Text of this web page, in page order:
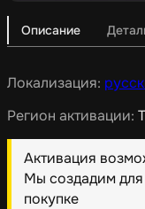
Описание
Локализация:
Регион активации:
Активация
Мы создадим для
покупке